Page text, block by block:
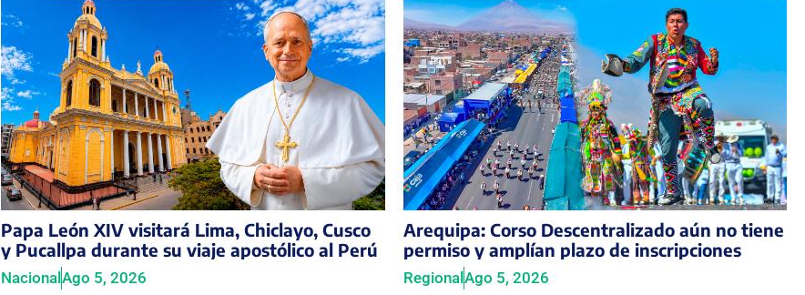
Papa León XIV visitará Lima, Chiclayo, Cusco
y Pucallpa durante su viaje apostólico al Perú
NacionalAgo 5, 2026
Arequipa: Corso Descentralizado aún no tiene
permiso y amplían plazo de inscripciones
RegionalAgo 5, 2026